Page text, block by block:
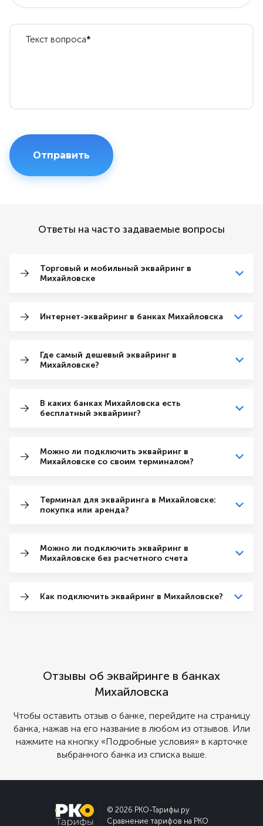
Текст вопроса*
Ответы на часто задаваемые вопросы
Торговый и мобильный эквайринг в
Михайловске
Интернет-эквайринг в банках Михайловска
Где самый дешевый эквайринг в
Михайловске?
В каких банках Михайловска есть
бесплатный эквайринг?
Можно ли подключить эквайринг в
Михайловске со своим терминалом?
Терминал для эквайринга в Михайловске:
покупка или аренда?
Можно ли подключить эквайринг в
Михайловске без расчетного счета
Как подключить эквайринг в Михайловске?
Отзывы об эквайринге в банках
Михайловска
Чтобы оставить отзыв о банке, перейдите на страницу
банка, нажав на его название в любом из отзывов. Или
нажмите на кнопку «Подробные условия» в карточке
выбранного банка из списка выше.
© 2026 РКО-Тарифы.ру
Сравнение тарифов на РКО